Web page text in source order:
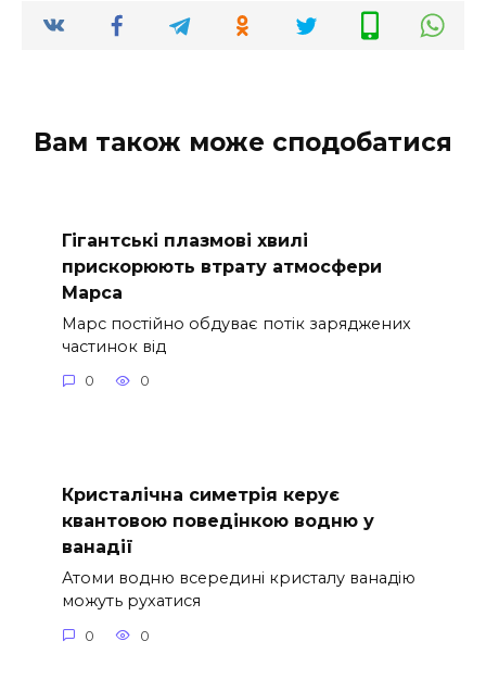
Вам також може сподобатися
Гігантські плазмові хвилі
прискорюють втрату атмосфери
Марса
Марс постійно обдуває потік заряджених
частинок від
0 0
Кристалічна симетрія керує
квантовою поведінкою водню у
ванадії
Атоми водню всередині кристалу ванадію
можуть рухатися
0 0